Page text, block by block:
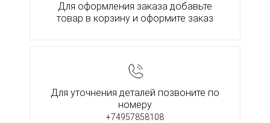
Для оформления заказа добавьте
товар в корзину и оформите заказ
Для уточнения деталей позвоните по
номеру
+74957858108